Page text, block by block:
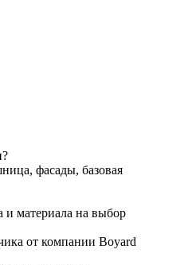
фасады, базовая
и материала на выбор
от компании Boyard